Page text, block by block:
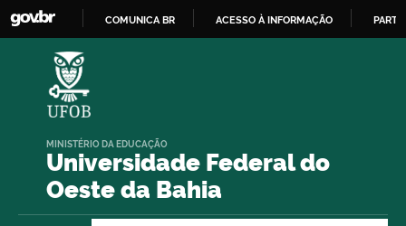
COMUNICA BR ACESSO À INFORMAÇÃO
Universidade Federal do
Oeste da Bahia
MINISTÉRIO DA EDUCAÇÃO